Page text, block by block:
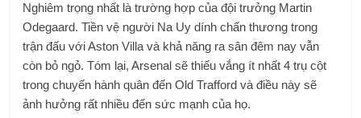
Nghiêm trọng nhất là trường hợp của đội trưởng Martin
Odegaard. Tiền vệ người Na Uy dính chấn thương trong
trận đấu với Aston Villa và khả năng ra sân đêm nay vẫn
còn bỏ ngỏ. Tóm lại, Arsenal sẽ thiếu vắng ít nhất 4 trụ cột
trong chuyến hành quân đến Old Trafford và điều này sẽ
ảnh hưởng rất nhiều đến sức mạnh của họ.